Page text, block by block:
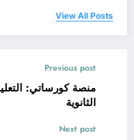
View All Posts
Previous post
منصة كورساتي:
الثانوية
Next post